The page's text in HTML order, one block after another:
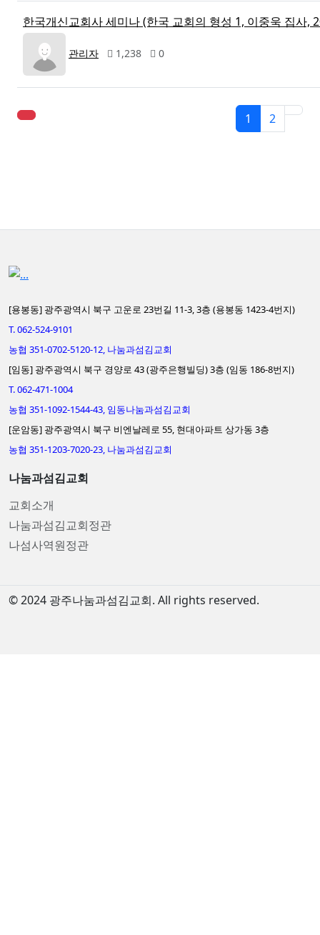
한국개신교회사 세미나 (한국 교회의 형성 1, 이중욱 집사,
관리자 1,238 0
1 2
[용봉동] 광주광역시 북구 고운로 23번길 11-3, 3층 (용봉동 1423-4번지)
T. 062-524-9101
농협 351-0702-5120-12, 나눔과섬김교회
[임동] 광주광역시 북구 경양로 43 (광주은행빌딩) 3층 (임동 186-8번지)
T. 062-471-1004
농협 351-1092-1544-43, 임동나눔과섬김교회
[운암동] 광주광역시 북구 비엔날레로 55, 현대아파트 상가동 3층
농협 351-1203-7020-23, 나눔과섬김교회
나눔과섬김교회
교회소개
나눔과섬김교회정관
나섬사역원정관
© 2024 광주나눔과섬김교회. All rights reserved.